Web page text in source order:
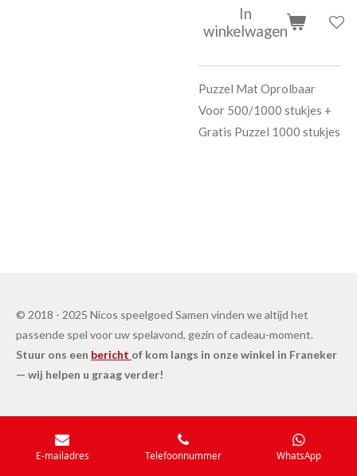
In
winkelwagen
Puzzel Mat Oprolbaar
Voor 500/1000 stukjes +
Gratis Puzzel 1000 stukjes
© 2018 - 2025 Nicos speelgoed Samen vinden we altijd het
passende spel voor uw spelavond, gezin of cadeau-moment.
Stuur ons een bericht of kom langs in onze winkel in Franeker
— wij helpen u graag verder!
E-mailadres Telefoonnummer WhatsApp